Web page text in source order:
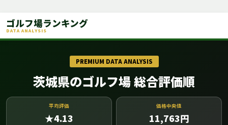
ゴルフ場ランキング
DATA ANALYSIS
PREMIUM DATA ANALYSIS
茨城県のゴルフ場 総合評価順
平均評価
★4.13
価格中央値
11,763円